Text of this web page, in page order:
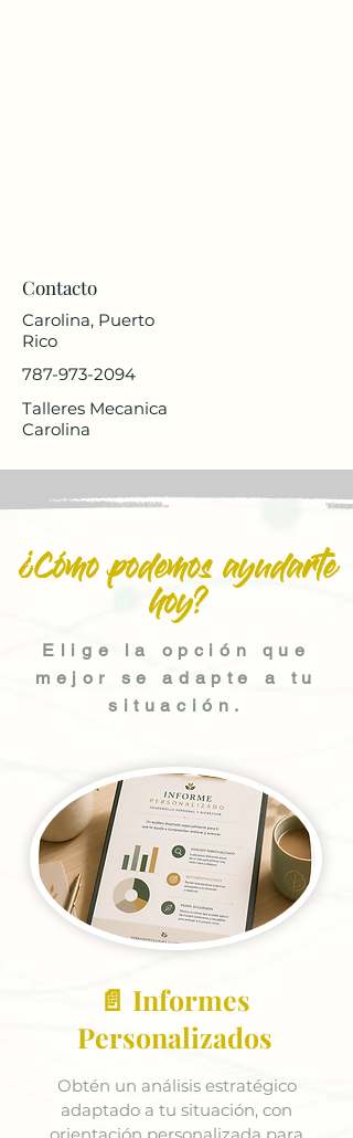
Contacto
Carolina, Puerto
Rico
787-973-2094
Talleres Mecanica
Carolina
¿Cómo podemos ayudarte
hoy?
Elige la opción que
mejor se adapte a tu
situación.
📄 Informes
Personalizados
Obtén un análisis estratégico
adaptado a tu situación, con
orientación personalizada para